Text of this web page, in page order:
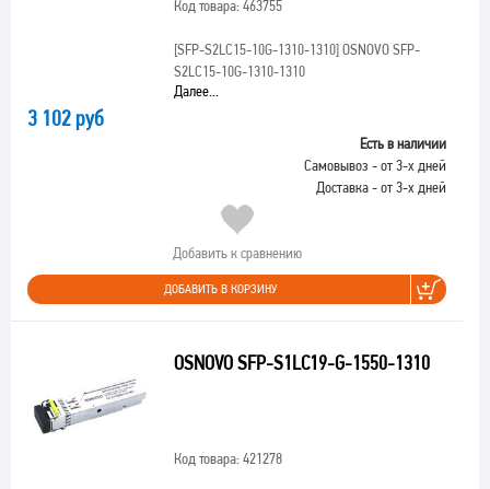
Код товара: 463755
[SFP-S2LC15-10G-1310-1310]OSNOVO SFP-
S2LC15-10G-1310-1310
Далее...
3 102 руб
Есть в наличии
Самовывоз - от 3-х дней
Доставка - от 3-х дней
Добавить к сравнению
ДОБАВИТЬ В КОРЗИНУ
OSNOVO SFP-S1LC19-G-1550-1310
Код товара: 421278